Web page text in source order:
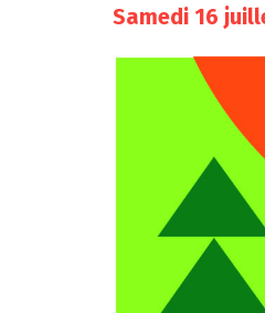
Samedi 16